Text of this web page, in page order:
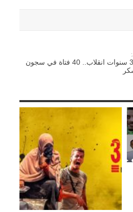
بعد 3 سنوات انقلاب.. 40 فتاة في سجون